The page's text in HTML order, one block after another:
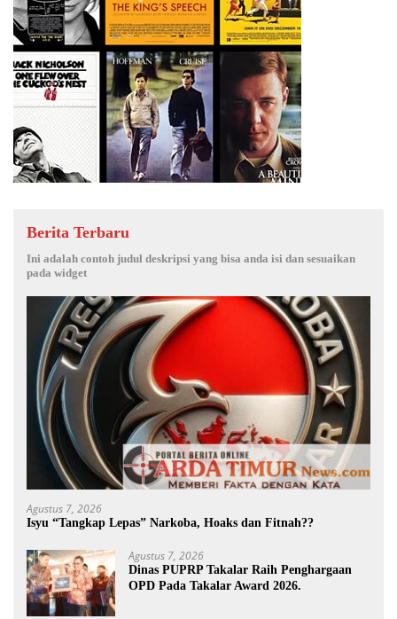
Berita Terbaru
Ini adalah contoh judul deskripsi yang bisa anda isi dan sesuaikan
pada widget
Agustus 7, 2026
Isyu “Tangkap Lepas” Narkoba, Hoaks dan Fitnah??
Agustus 7, 2026
Dinas PUPRP Takalar Raih Penghargaan
OPD Pada Takalar Award 2026.